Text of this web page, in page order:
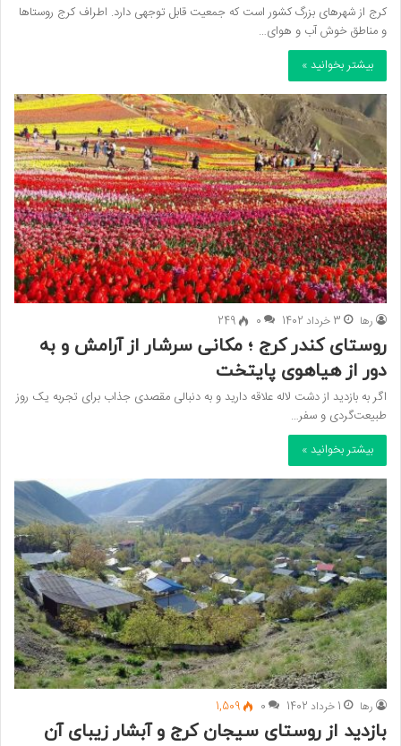
کرج از شهرهای بزرگ کشور است که جمعیت قابل توجهی دارد. اطراف کرج روستاها
و مناطق خوش آب و هوای…
بیشتر بخوانید »
رها 3 خرداد 1402 0
249
روستای کندر کرج ؛ مکانی سرشار از آرامش و به
دور از هیاهوی پایتخت
اگر به بازدید از دشت لاله علاقه دارید و به دنبالی مقصدی جذاب برای تجربه یک روز
طبیعت‌گردی و سفر…
بیشتر بخوانید »
رها 1 خرداد 1402 0
1,509
بازدید از روستای سیجان کرج و آبشار زیبای آن